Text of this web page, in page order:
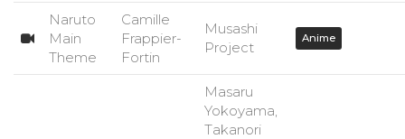
Naruto
Main
Theme
Camille
Frappier-
Fortin
Musashi
Project
Anime
Masaru
Yokoyama,
Takanori